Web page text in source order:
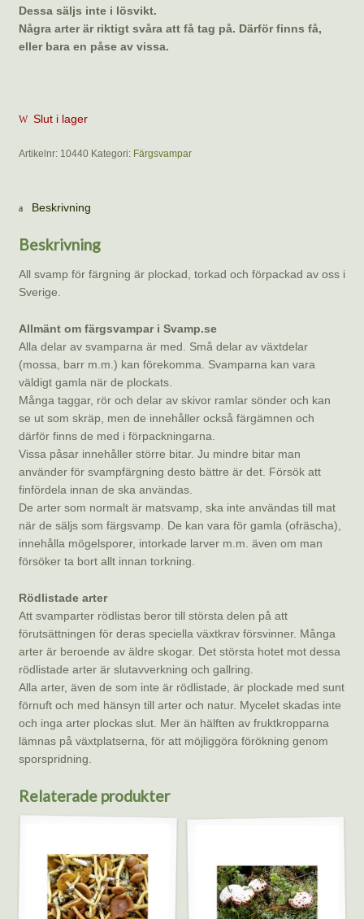
Dessa säljs inte i lösvikt.
Några arter är riktigt svåra att få tag på. Därför finns få,
eller bara en påse av vissa.
Slut i lager
Artikelnr: 10440 Kategori: Färgsvampar
Beskrivning
Beskrivning
All svamp för färgning är plockad, torkad och förpackad av oss i
Sverige.
Allmänt om färgsvampar i Svamp.se
Alla delar av svamparna är med. Små delar av växtdelar
(mossa, barr m.m.) kan förekomma. Svamparna kan vara
väldigt gamla när de plockats.
Många taggar, rör och delar av skivor ramlar sönder och kan
se ut som skräp, men de innehåller också färgämnen och
därför finns de med i förpackningarna.
Vissa påsar innehåller större bitar. Ju mindre bitar man
använder för svampfärgning desto bättre är det. Försök att
finfördela innan de ska användas.
De arter som normalt är matsvamp, ska inte användas till mat
när de säljs som färgsvamp. De kan vara för gamla (ofräscha),
innehålla mögelsporer, intorkade larver m.m. även om man
försöker ta bort allt innan torkning.
Rödlistade arter
Att svamparter rödlistas beror till största delen på att
förutsättningen för deras speciella växtkrav försvinner. Många
arter är beroende av äldre skogar. Det största hotet mot dessa
rödlistade arter är slutavverkning och gallring.
Alla arter, även de som inte är rödlistade, är plockade med sunt
förnuft och med hänsyn till arter och natur. Mycelet skadas inte
och inga arter plockas slut. Mer än hälften av fruktkropparna
lämnas på växtplatserna, för att möjliggöra förökning genom
sporspridning.
Relaterade produkter